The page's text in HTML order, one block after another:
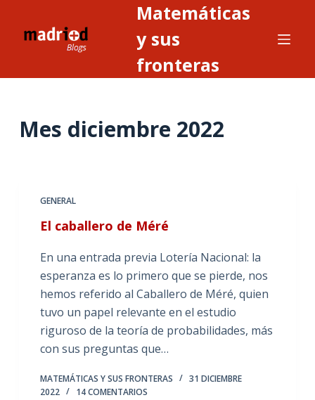
Matemáticas
y sus
fronteras
Mes diciembre 2022
GENERAL
El caballero de Méré
En una entrada previa Lotería Nacional: la
esperanza es lo primero que se pierde, nos
hemos referido al Caballero de Méré, quien
tuvo un papel relevante en el estudio
riguroso de la teoría de probabilidades, más
con sus preguntas que…
MATEMÁTICAS Y SUS FRONTERAS
31 DICIEMBRE
2022
14 COMENTARIOS